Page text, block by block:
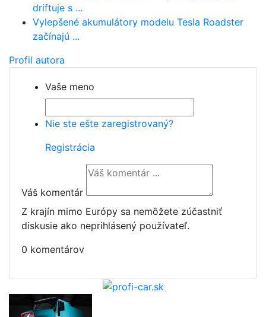
driftuje s ...
Vylepšené akumulátory modelu Tesla Roadster
začínajú ...
Profil autora
Vaše meno
Nie ste ešte zaregistrovaný?
Registrácia
Váš komentár
Z krajín mimo Európy sa nemôžete zúčastniť
diskusie ako neprihlásený používateľ.
0 komentárov